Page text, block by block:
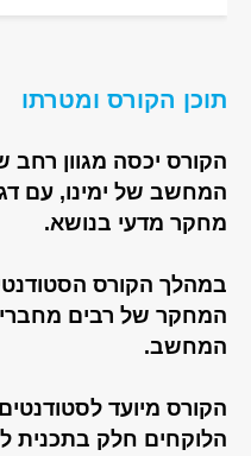
תוכן הקורס ומטרתו
הקורס יכסה מגוון רחב
המחשב של ימינו, עם
מחקר מדעי בנושא.
במהלך הקורס
המחקר של רבים
המחשב.
הקורס מיועד
הלוקחים חלק בתכנית